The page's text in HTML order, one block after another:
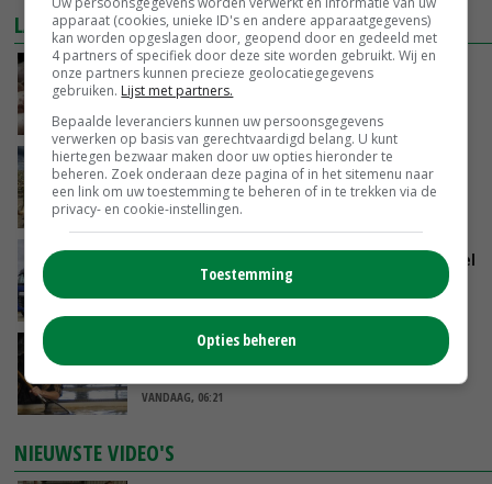
LAATSTE NIEUWS
Plotselinge prijsstijging geeft varkensmarkt
nieuw perspectief
VANDAAG, 10:02
‘De eerste 10 ton van de uienoogst zijn we nu
al kwijt’
VANDAAG, 09:28
ForFarmers groeit verder en ziet marktaandeel
toenemen
VANDAAG, 07:43
Zalmkweker wil ‘standaard neerzetten die als
VANDAAG, 06:21
NIEUWSTE VIDEO'S
apparaat (cookies, unieke ID's en andere apparaatgegevens)
kan worden opgeslagen door, geopend door en gedeeld met
4 partners of specifiek door deze site worden gebruikt. Wij en
onze partners kunnen precieze geolocatiegegevens
gebruiken. Lijst met partners.
Bepaalde leveranciers kunnen uw persoonsgegevens
verwerken op basis van gerechtvaardigd belang. U kunt
hiertegen bezwaar maken door uw opties hieronder te
beheren. Zoek onderaan deze pagina of in het sitemenu naar
een link om uw toestemming te beheren of in te trekken via de
privacy- en cookie-instellingen.
Toestemming
Opties beheren